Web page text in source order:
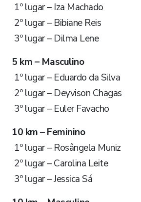
1º lugar – Iza Machado
2º lugar – Bibiane Reis
3º lugar – Dilma Lene
5 km – Masculino
1º lugar – Eduardo da Silva
2º lugar – Deyvison Chagas
3º lugar – Euler Favacho
10 km – Feminino
1º lugar – Rosângela Muniz
2º lugar – Carolina Leite
3º lugar – Jessica Sá